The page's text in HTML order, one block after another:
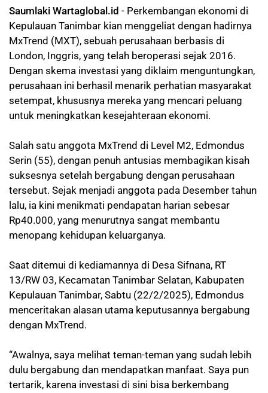
Saumlaki Wartaglobal.id - Perkembangan ekonomi di
Kepulauan Tanimbar kian menggeliat dengan hadirnya
MxTrend (MXT), sebuah perusahaan berbasis di
London, Inggris, yang telah beroperasi sejak 2016.
Dengan skema investasi yang diklaim menguntungkan,
perusahaan ini berhasil menarik perhatian masyarakat
setempat, khususnya mereka yang mencari peluang
untuk meningkatkan kesejahteraan ekonomi.
Salah satu anggota MxTrend di Level M2, Edmondus
Serin (55), dengan penuh antusias membagikan kisah
suksesnya setelah bergabung dengan perusahaan
tersebut. Sejak menjadi anggota pada Desember tahun
lalu, ia kini menikmati pendapatan harian sebesar
Rp40.000, yang menurutnya sangat membantu
menopang kehidupan keluarganya.
Saat ditemui di kediamannya di Desa Sifnana, RT
13/RW 03, Kecamatan Tanimbar Selatan, Kabupaten
Kepulauan Tanimbar, Sabtu (22/2/2025), Edmondus
menceritakan alasan utama keputusannya bergabung
dengan MxTrend.
“Awalnya, saya melihat teman-teman yang sudah lebih
dulu bergabung dan mendapatkan manfaat. Saya pun
tertarik, karena investasi di sini bisa berkembang